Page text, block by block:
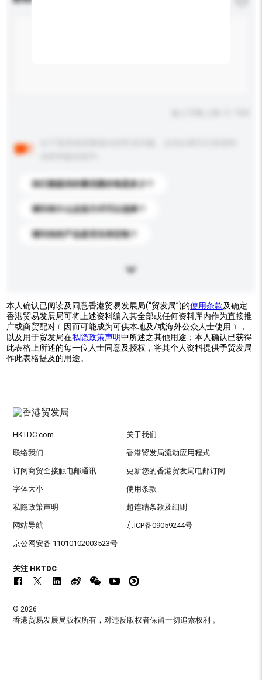
你们能提供的最优惠价格是多少？
请问有什么运送方式可以选择？
请问你的产品是否支持定制？
本人确认已阅读及同意香港贸易发展局(“贸发局”)的使用条款及确定
香港贸易发展局可将上述资料编入其全部或任何资料库内作为直接推
广或商贸配对﹝因而可能成为可供本地及/或海外公众人士使用﹞，
以及用于贸发局在私隐政策声明中所述之其他用途；本人确认已获得
此表格上所述的每一位人士同意及授权，将其个人资料提供予贸发局
作此表格提及的用途。
HKTDC.com 关于我们
联络我们 香港贸发局流动应用程式
订阅商贸全接触电邮通讯 更新您的香港贸发局电邮订阅
字体大小 使用条款
私隐政策声明 超连结条款及细则
网站导航 京ICP备09059244号
京公网安备 11010102003523号
关注 HKTDC
© 2026
香港贸易发展局版权所有，对违反版权者保留一切追索权利 。